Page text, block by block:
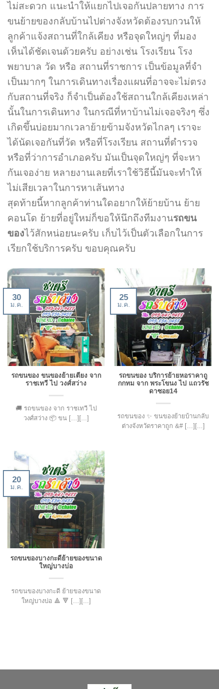
ไม่สะดวก แนะนำให้แยกไปเจอกันปลายทาง การ
ขนย้ายของกลับบ้านไปต่างจังหวัดต้องรบกวนให้
ลูกค้าแจ้งสถานที่ใกล้เคียง หรือจุดใหญ่ๆ ที่มอง
เห็นได้ชัดเจนด้วยครับ อย่างเช่น โรงเรียน โรง
พยาบาล วัด หรือ สถานที่ราชการ เป็นข้อมูลที่จำ
เป็นมากๆ ในการเดินทางเรื่องแผนที่อาจจะไม่ตรง
กับสถานที่จริง ก็จำเป็นต้องใช้สถานใกล้เคียงเหล่า
นั้นในการเดินทาง ในกรณีที่หาบ้านไม่เจอจริงๆ ซึ่ง
เกิดขึ้นบ่อยมากเวลาย้ายข้ามจังหวัดไกลๆ เราจะ
ได้นัดเจอกันที่วัด หรือที่โรงเรียน สถานที่ตำรวจ
หรือที่ว่าการอำเภอครับ มันเป็นจุดใหญ่ๆ ที่จะหา
กันเจอง่าย หลายงานเลยที่เราใช้วิธีนี้มันจะทำให้
ไม่เสียเวลาในการหาเส้นทาง
สุดท้ายนี้หากลูกค้าท่านใดอยากให้ย้ายบ้าน ย้าย
คอนโด ย้ายที่อยู่ใหม่ก็ขอให้นึกถึงทีมงานรถขน
ของไว้สักหน่อยนะครับ เก็บไว้เป็นตัวเลือกในการ
เรียกใช้บริการครับ ขอบคุณครับ
รถขนของ ขนของย้ายเตียง จาก
ราชเทวี ไป วงศ์สว่าง
🚚 รถขนของ จาก ราชเทวี ไป
วงศ์สว่าง 📦 ขน […][...]
30
ม.ค.
รถขนของ บริการย้ายหอราคาถู
กกทม จาก พระโขนง ไป แถวรัช
ดาซอย14
รถขนของ ✨ ขนของย้ายบ้านกลับ
ต่างจังหวัดราคาถูก &# […][...]
25
ม.ค.
รถขนของบางกะดีย้ายของขนาด
ใหญ่บางบ่อ
รถขนของบางกะดี ย้ายของขนาด
ใหญ่บางบ่อ 🔺 🔻 […][...]
20
ม.ค.